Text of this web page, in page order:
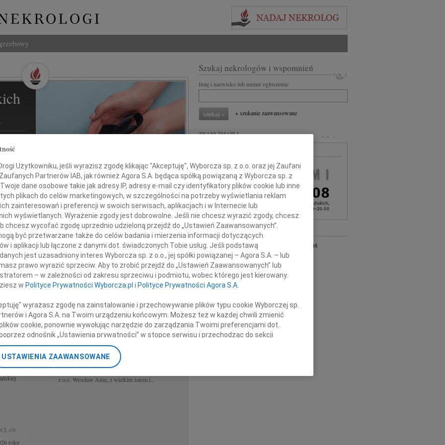
i
Wrocław
Pękacz
i
zostanie
HUBERT MORDAWSKI 06.08.2026
WROCŁAW
Nie mów nic: już uleciałem w taką ciszę, że nie
rozumiem przedmiotów, nie słyszę słów twoich... Bo
tu nie dolatują łzy i tylko pejzaż coraz dalej upływa,
i...
Annie Ciskowskiej wyrazy najgłębszego
współczucia z powodu śmierci Mamy składają
Zarząd oraz koleżanki i koledzy z firmy FUNAM Sp.
z o.o. Wrocław Aniu, z wielkim żalem i...
roku
Szukaj nekrologów i wspomnień
Imię i nazwisko lub numer ogłoszenia:
+ szukanie zaawansowane
ZNANI ZMARLI
REGIONY
Białystok
Bydgoszcz i Toruń
Częstochowa
Gdańsk
Katowice
Kielce
Kraków
Łódź
Lublin
Poznań
Radom
Rzeszów
Szczecin
Warszawa
Wrocław
Zielona Góra
Użytkowniku, jeśli wyrazisz zgodę klikając "Akceptuję", Wyborcza sp. z o.o. oraz jej Zaufani
] Zaufanych Partnerów IAB, jak również Agora S.A. będąca spółką powiązaną z Wyborcza sp. z
dane osobowe takie jak adresy IP, adresy e-mail czy identyfikatory plików cookie lub inne
plikach do celów marketingowych, w szczególności na potrzeby wyświetlania reklam
zainteresowań i preferencji w swoich serwisach, aplikacjach i w Internecie lub
wyświetlanych. Wyrażenie zgody jest dobrowolne. Jeśli nie chcesz wyrazić zgody, chcesz
chcesz wycofać zgodę uprzednio udzieloną przejdź do „Ustawień Zaawansowanych”.
być przetwarzane także do celów badania i mierzenia informacji dotyczących
i aplikacji lub łączone z danymi dot. świadczonych Tobie usług. Jeśli podstawą
jest uzasadniony interes Wyborcza sp. z o.o., jej spółki powiązanej – Agora S.A. – lub
prawo wyrazić sprzeciw. Aby to zrobić przejdź do „Ustawień Zaawansowanych” lub
– w zależności od zakresu sprzeciwu i podmiotu, wobec którego jest kierowany.
w Polityce Prywatności Wyborcza.pl i Polityce Prywatności Agora S.A.
wyrażasz zgodę na zainstalowanie i przechowywanie plików typu cookie Wyborczej sp.
i Agora S.A. na Twoim urządzeniu końcowym. Możesz też w każdej chwili zmienić
cookie, ponownie wywołując narzędzie do zarządzania Twoimi preferencjami dot.
odnośnik „Ustawienia prywatności” w stopce serwisu i przechodząc do sekcji
Zmiana ustawień plików cookie możliwa jest także za pomocą ustawień przeglądarki.
i Agora S.A. możemy przetwarzać dane osobowe w następujących celach:
Aktywne skanowanie charakterystyki urządzenia do celów identyfikacji.
na urządzeniu lub dostęp do nich. Spersonalizowane reklamy i treści, pomiar reklam i
USTAWIENIA ZAAWANSOWANE